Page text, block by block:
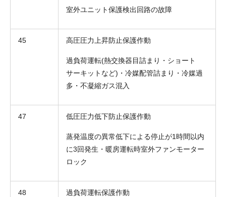
室外ユニット保護検出回路の故障
45 高圧圧力上昇防止保護作動
過負荷運転(熱交換器目詰まり・ショート
サーキットなど)・冷媒配管詰まり・冷媒過
多・不凝縮ガス混入
47 低圧圧力低下防止保護作動
蒸発温度の異常低下による停止が1時間以内
に3回発生・暖房運転時室外ファンモーター
ロック
48 過負荷運転保護作動